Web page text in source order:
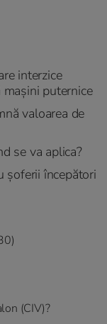
interzice
puternice
valoarea de
se va aplica?
șoferii începători
(CIV)?